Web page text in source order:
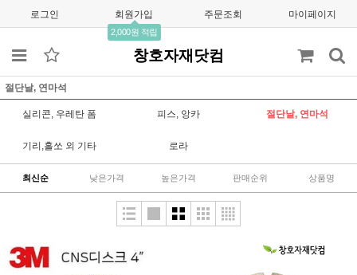
로그인 회원가입
2,000원 적립
주문조회 마이페이지
창호자재닷컴
절단날, 연마석
실리콘, 우레탄 폼 피스, 앙카 절단날, 연마석
기리,홀쏘 외 기타 로라
최신순 낮은가격 높은가격 판매순위 상품명